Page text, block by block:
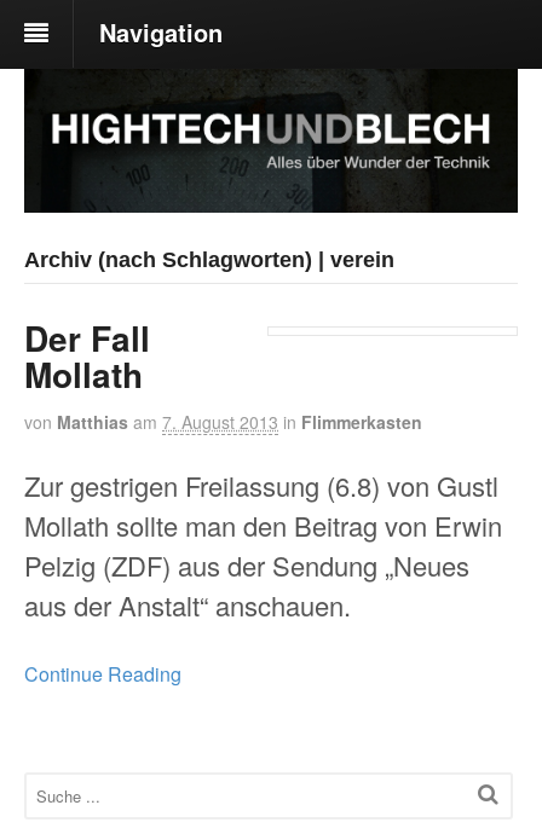
Navigation
Archiv (nach Schlagworten) | verein
Der Fall
Mollath
von Matthias am 7. August 2013 in Flimmerkasten
Zur gestrigen Freilassung (6.8) von Gustl
Mollath sollte man den Beitrag von Erwin
Pelzig (ZDF) aus der Sendung „Neues
aus der Anstalt“ anschauen.
Continue Reading